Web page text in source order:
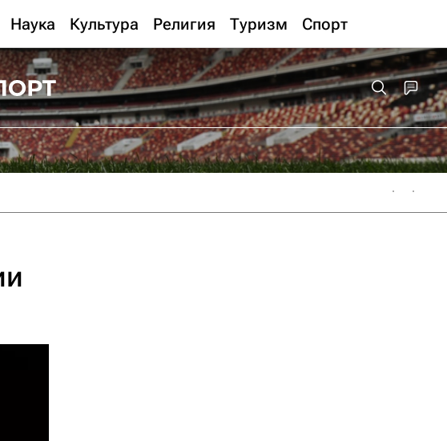
Наука Культура Религия Туризм Спорт